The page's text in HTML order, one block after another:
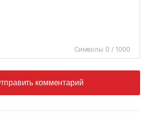
Символы 0 / 1000
комментарий